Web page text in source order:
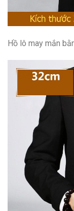
Hồ lô may mắn